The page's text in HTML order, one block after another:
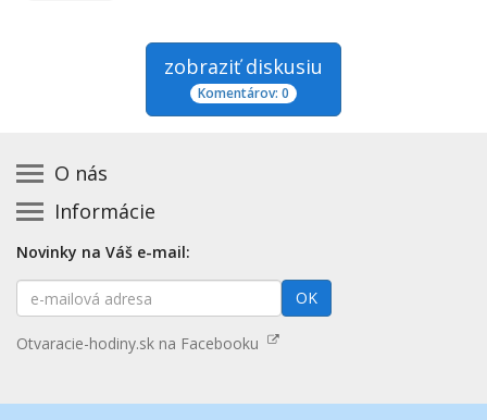
zobraziť diskusiu
Komentárov: 0
O nás
Kontakt na prevádzkovateľa
Zásady používania cookies
Prehlásenie o prístupnosti
Mapa stránok
Informácie
Základná registrácia otváracích hodín zadarmo
Platené služby
Nenašli ste otváracie hodiny? Pošlite nám tip
Aktualizácia otváracích hodín
Novinky na Váš e-mail:
E-
mailová
OK
Otvaracie-hodiny.sk na Facebooku